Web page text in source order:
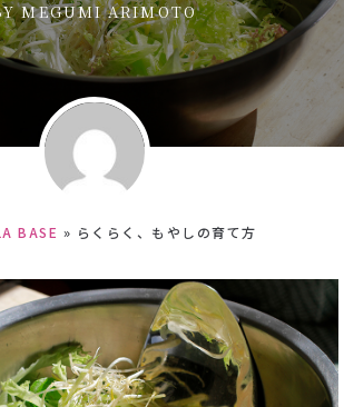
MEGUMI ARIMOTO
BASE » らくらく、もやしの育て方